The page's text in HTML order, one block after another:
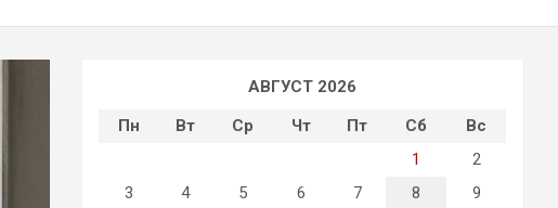
АВГУСТ 2026
Пн
Вт Ср Чт Пт Сб
Вс
1
2
3
4 5 6 7 8
9